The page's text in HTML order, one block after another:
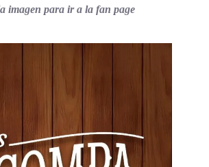
imagen para ir a la fan page